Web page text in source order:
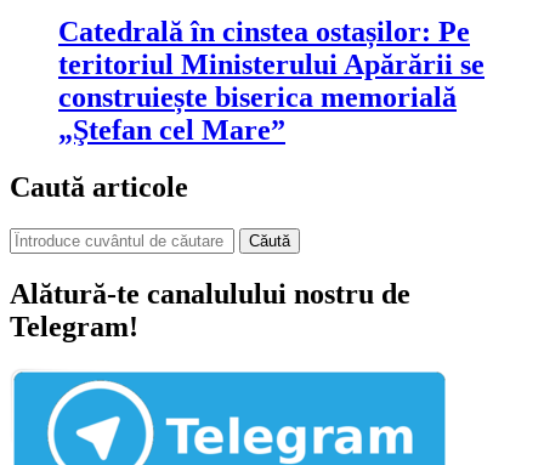
Catedrală în cinstea ostașilor: Pe
teritoriul Ministerului Apărării se
construiește biserica memorială
„Ştefan cel Mare”
Caută articole
Căută
Alătură-te canalulului nostru de
Telegram!